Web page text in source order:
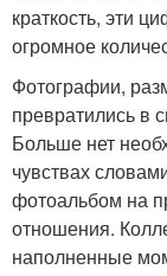
краткость, эти
огромное
Фотографии,
превратились в
Больше нет
чувствах
фотоальбом на
отношения.
наполненные